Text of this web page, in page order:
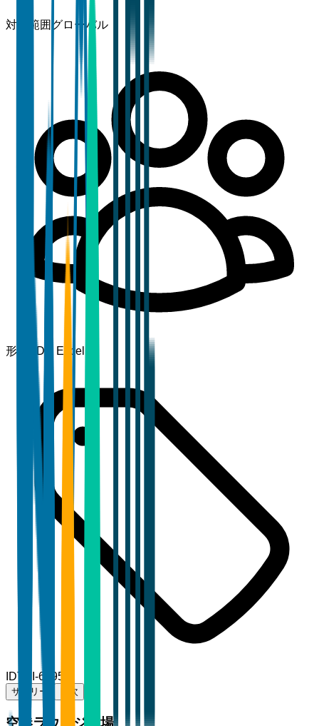
対象範囲 グローバル
形式 PDF, Excel
IDTBI-61957
サマリー 目次
空港ラウンジ市場